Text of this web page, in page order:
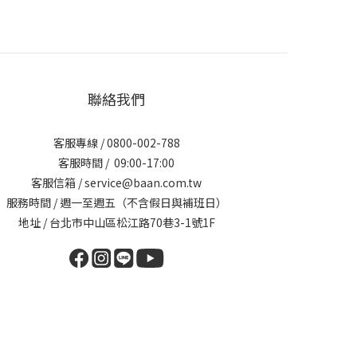
聯絡我們
客服專線 / 0800-002-788
客服時間 / 09:00-17:00
客服信箱 / service@baan.com.tw
服務時間 / 週一至週五（不含假日與補班日）
地址 / 台北市中山區松江路70巷3-1號1F